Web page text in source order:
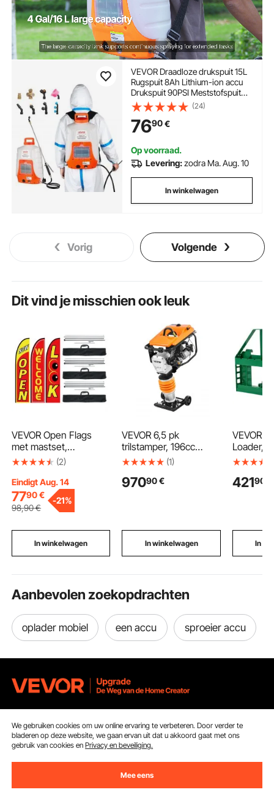
VEVOR Draadloze drukspuit 15L
Rugspuit 8Ah Lithium-ion accu
Drukspuit 90PSI Meststofspuit
4,1L/min Tuinspuit met
schouderbanden Plantenspuit
Tuinirrigatie Desinfectie
Autowasstraat
(24)
7690€
Op voorraad.
Levering:zodra Ma. Aug. 10
In winkelwagen
Vorig Volgende
Dit vind je misschien ook leuk
VEVOR Open Flags
met mastset,
buitenreclamevlaggen
promotionele set met
verenvlaggen, 3
vlaggen (Open, Kijk,
Welkom), 3 masten, 3
grondpennen,
Swooper Flags voor
(2)
Eindigt Aug. 14
7790€
98,90€
-21%
In winkelwagen
VEVOR 6,5 pk
trilstamper, 196cc
motor op brandstof,
cm maximale
grond, grind,
betonplaten en
(1)
97090 €
In winkelwagen
VEVOR
Loader,
150 x
frame
42190
In
Aanbevolen zoekopdrachten
oplader mobiel een accu sproeier accu
Ontvang 5 € korting als je je inschrijft voor e-mails
met besparingen en tips.
E-mailadres Abonneren
We gebruiken cookies om uw online ervaring te verbeteren. Door verder te
bladeren op deze website, we gaan ervan uit dat u akkoord gaat met ons
gebruik van cookies enPrivacy en beveiliging.
Mee eens